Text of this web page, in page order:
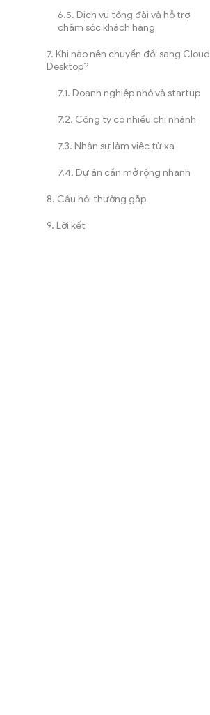
Dịch vụ tổng đài và hỗ trợ
chăm sóc khách hàng
Khi nào nên chuyển đổi sang Cloud
Desktop?
Doanh nghiệp nhỏ và startup
Công ty có nhiều chi nhánh
Nhân sự làm việc từ xa
Dự án cần mở rộng nhanh
Câu hỏi thường gặp
Lời kết